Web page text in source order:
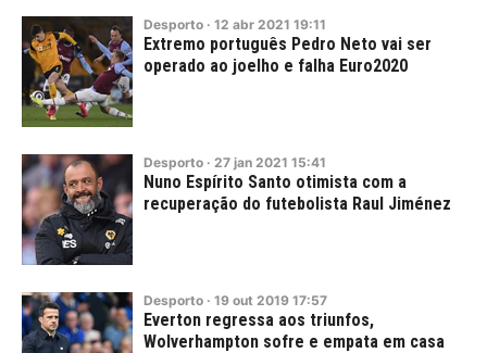
Desporto · 12 abr 2021 19:11
Extremo português Pedro Neto vai ser
operado ao joelho e falha Euro2020
Desporto · 27 jan 2021 15:41
Nuno Espírito Santo otimista com a
recuperação do futebolista Raul Jiménez
Desporto · 19 out 2019 17:57
Everton regressa aos triunfos,
Wolverhampton sofre e empata em casa